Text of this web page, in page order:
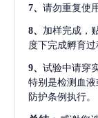
7、 请勿重复使
8、 加样完成，
度下完成孵育过
9、 试验中请穿
特别是检测血
防护条例执行。